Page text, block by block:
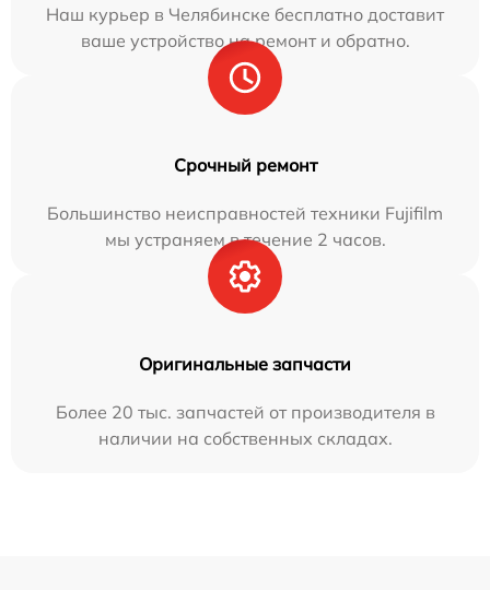
Наш курьер в Челябинске бесплатно доставит
ваше устройство на ремонт и обратно.
Срочный ремонт
Большинство неисправностей техники Fujifilm
мы устраняем в течение 2 часов.
Оригинальные запчасти
Более 20 тыс. запчастей от производителя в
наличии на собственных складах.